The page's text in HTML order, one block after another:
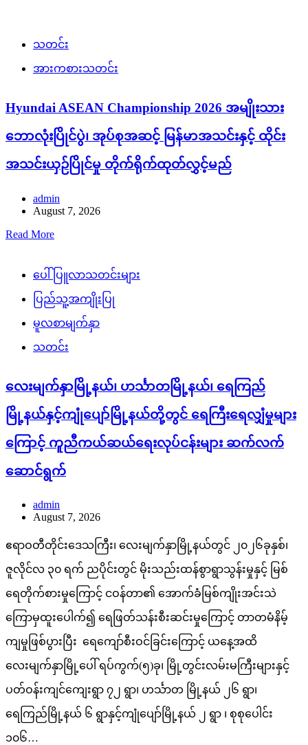
သတင်း
အားကစားသတင်း
Hyundai ASEAN Championship 2026 အမျိုးသား
ဘောလုံးပြိုင်ပွဲ၊ အုပ်စုအဆင့် မြန်မာအသင်းနှင့် ထိုင်း
အသင်းယှဉ်ပြိုင်မှု တိုက်ရိုက်ထုတ်လွှင့်မည်
admin
August 7, 2026
Read More
ပေါ်ပြူလာသတင်းများ
ပြည်သူ့အကျိုးပြု
မူလစာမျက်နှာ
သတင်း
လေးမျက်နှာမြို့နယ်၊ ဟင်္သာတမြို့နယ်၊ ရေကြည်
မြို့နယ်နှင့်ကျုံပျော်မြို့နယ်တို့တွင် ရေကြီးရေလျှံမှုများ
ကြောင့် ကူညီကယ်ဆယ်ရေးလုပ်ငန်းများ ဆက်လက်
ဆောင်ရွက်
admin
August 7, 2026
ဧရာဝတီတိုင်းဒေသကြီး၊ လေးမျက်နှာမြို့နယ်တွင် ၂၀၂၆ခုနှစ်၊
ဇူလိုင်လ ၃၀ ရက် ညပိုင်းတွင် မိုးသည်းထန်စွာရွာသွန်းမှုနှင့် မြစ်
ရေတိုက်စားမှုကြောင့် ငဝန်တာ၏ အောက်ခံမြစ်ကျိုးအင်းသဲ
ကြောမှထူးပေါက်၍ ရေဖြတ်သန်းစီးဆင်းမှုကြောင့် တာတမံနိမ့်
ကျမှုဖြစ်ပွားပြီး ရေကျော်စီးဝင်ခြင်းကြောင့် ယနေ့အထိ
လေးမျက်နှာမြို့ပေါ် ရပ်ကွက်(၅)ခု၊ မြို့တွင်းလမ်းမကြီးများနှင့်
ပတ်ဝန်းကျင်ကျေးရွာ ၇၂ ရွာ၊ ဟင်္သာတ မြို့နယ် ၂၆ ရွာ၊
ရေကြည်မြို့နယ် ၆ ရွာနှင့်ကျုံပျော်မြို့နယ် ၂ ရွာ ၊ စုစုပေါင်း
၁၀၆…